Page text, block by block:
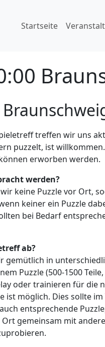
Startseite
treffen wir uns
puzzelt, ist
erworben werden.
werden?
keine Puzzle vor Ort,
keiner ein Puzzle
bei Bedarf
ab?
gemütlich in
Puzzle (500-1500
oder trainieren für die
ist möglich. Dies sollte
entsprechende
gemeinsam mit